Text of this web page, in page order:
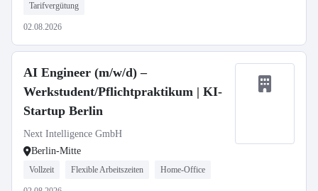
Tarifvergütung
02.08.2026
AI Engineer (m/w/d) –
Werkstudent/Pflichtpraktikum | KI-
Startup Berlin
Next Intelligence GmbH
Berlin-Mitte
Vollzeit Flexible Arbeitszeiten Home-Office